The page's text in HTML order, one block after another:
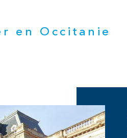
en Occitanie